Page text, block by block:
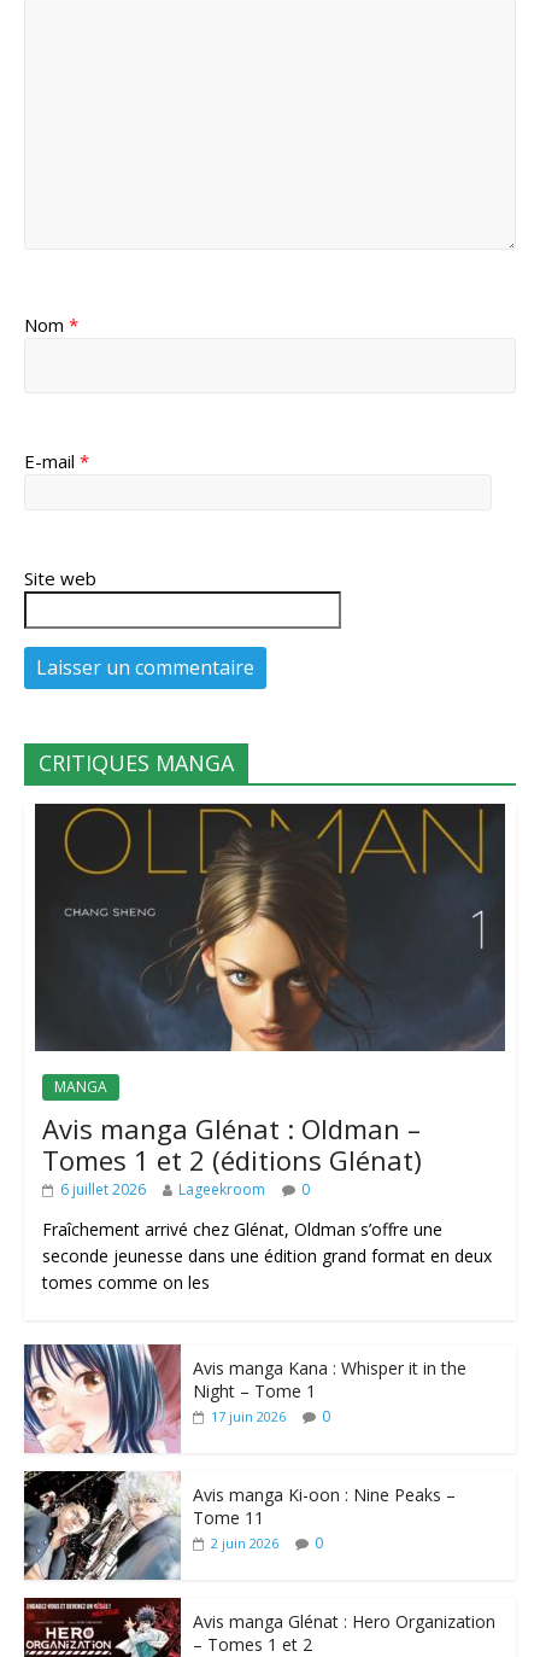
Nom *
E-mail *
Site web
CRITIQUES MANGA
MANGA
Avis manga Glénat : Oldman –
Tomes 1 et 2 (éditions Glénat)
6 juillet 2026 Lageekroom 0
Fraîchement arrivé chez Glénat, Oldman s’offre une
seconde jeunesse dans une édition grand format en deux
tomes comme on les
Avis manga Kana : Whisper it in the
Night – Tome 1
17 juin 2026 0
Avis manga Ki-oon : Nine Peaks –
Tome 11
2 juin 2026 0
Avis manga Glénat : Hero Organization
– Tomes 1 et 2